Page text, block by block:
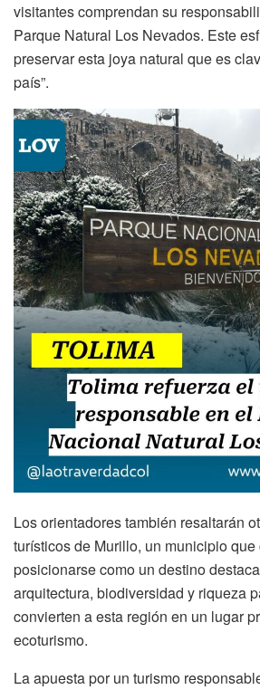
visitantes comprendan su
Parque Natural Los Nevados. Este
preservar esta joya natural que es
país”.
Los orientadores también resaltarán
turísticos de Murillo, un municipio
posicionarse como un destino
arquitectura, biodiversidad y riqueza
convierten a esta región en un lugar
ecoturismo.
La apuesta por un turismo